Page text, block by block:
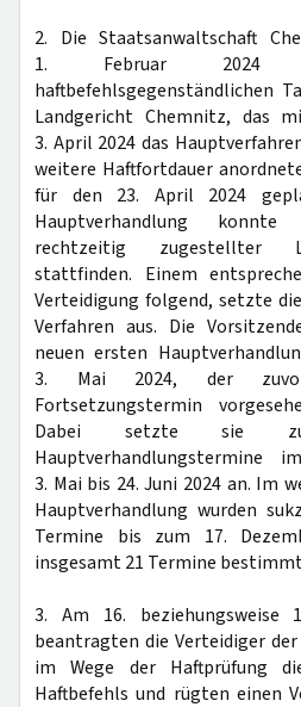
2. Die Staatsanwaltschaft
1. Februar 2024
haftbefehlsgegenständlichen
Landgericht Chemnitz, das
3. April 2024 das
weitere Haftfortdauer
für den 23. April 2024
Hauptverhandlung
rechtzeitig zugestellter
stattfinden. Einem
Verteidigung folgend, setzte
Verfahren aus. Die
neuen ersten
3. Mai 2024, der
Fortsetzungstermin
Dabei setzte sie
Hauptverhandlungstermine
3. Mai bis 24. Juni 2024 an. Im
Hauptverhandlung wurden
Termine bis zum 17.
insgesamt 21 Termine
3. Am 16. beziehungsweise
beantragten die Verteidiger
im Wege der Haftprüfung
Haftbefehls und rügten einen